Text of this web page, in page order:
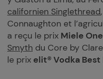
californien Singlethread
Connaughton et
a reçu le prix Miele
Smyth du Core by
le prix elit®Vodka